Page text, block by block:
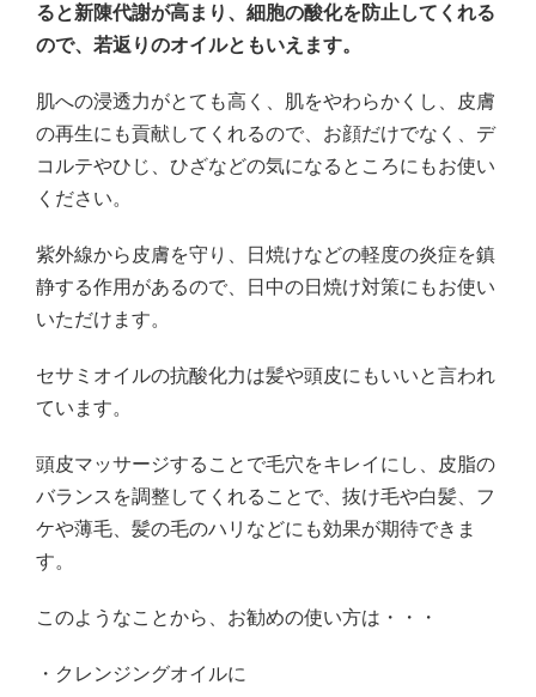
ると新陳代謝が高まり、細胞の酸化を防止してくれる
ので、若返りのオイルともいえます。
肌への浸透力がとても高く、肌をやわらかくし、皮膚
の再生にも貢献してくれるので、お顔だけでなく、デ
コルテやひじ、ひざなどの気になるところにもお使い
ください。
紫外線から皮膚を守り、日焼けなどの軽度の炎症を鎮
静する作用があるので、日中の日焼け対策にもお使い
いただけます。
セサミオイルの抗酸化力は髪や頭皮にもいいと言われ
ています。
頭皮マッサージすることで毛穴をキレイにし、皮脂の
バランスを調整してくれることで、抜け毛や白髪、フ
ケや薄毛、髪の毛のハリなどにも効果が期待できま
す。
このようなことから、お勧めの使い方は・・・
・クレンジングオイルに